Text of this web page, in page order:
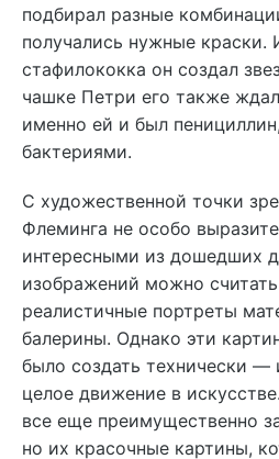
подбирал разные
получались нужные краски.
стафилококка он создал
чашке Петри его также
именно ей и был
бактериями.
С художественной точки
Флеминга не особо
интересными из дошедших
изображений можно
реалистичные портреты
балерины. Однако эти
было создать технически —
целое движение в
все еще преимущественно
но их красочные картины,